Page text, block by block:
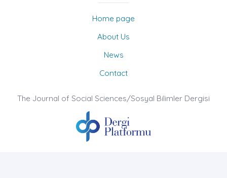
Home page
About Us
News
Contact
The Journal of Social Sciences/Sosyal Bilimler Dergisi